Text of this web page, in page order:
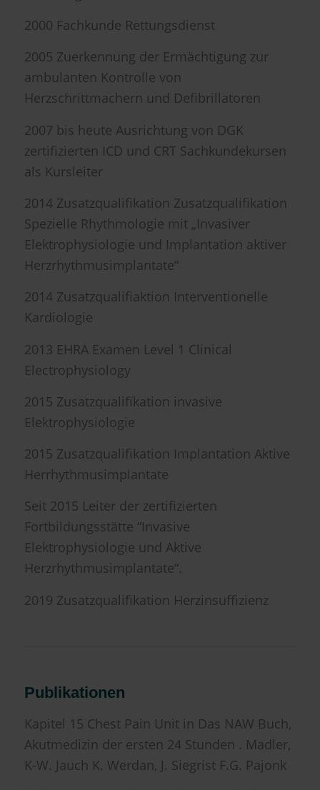
2000 Fachkunde Rettungsdienst
2005 Zuerkennung der Ermächtigung zur
ambulanten Kontrolle von
Herzschrittmachern und Defibrillatoren
2007 bis heute Ausrichtung von DGK
zertifizierten ICD und CRT Sachkundekursen
als Kursleiter
2014 Zusatzqualifikation Zusatzqualifikation
Spezielle Rhythmologie mit „Invasiver
Elektrophysiologie und Implantation aktiver
Herzrhythmusimplantate“
2014 Zusatzqualifiaktion Interventionelle
Kardiologie
2013 EHRA Examen Level 1 Clinical
Electrophysiology
2015 Zusatzqualifikation invasive
Elektrophysiologie
2015 Zusatzqualifikation Implantation Aktive
Herrhythmusimplantate
Seit 2015 Leiter der zertifizierten
Fortbildungsstätte “Invasive
Elektrophysiologie und Aktive
Herzrhythmusimplantate“.
2019 Zusatzqualifikation Herzinsuffizienz
Publikationen
Kapitel 15 Chest Pain Unit in Das NAW Buch,
Akutmedizin der ersten 24 Stunden . Madler,
K-W. Jauch K. Werdan, J. Siegrist F.G. Pajonk